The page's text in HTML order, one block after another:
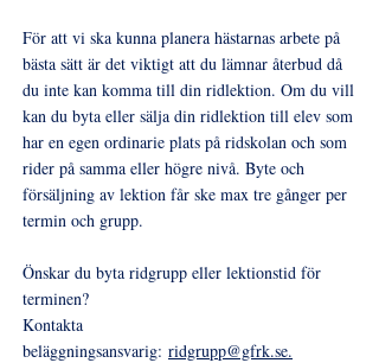
För att vi ska kunna planera hästarnas arbete på
bästa sätt är det viktigt att du lämnar återbud då
du inte kan komma till din ridlektion. Om du vill
kan du byta eller sälja din ridlektion till elev som
har en egen ordinarie plats på ridskolan och som
rider på samma eller högre nivå. Byte och
försäljning av lektion får ske max tre gånger per
termin och grupp.
Önskar du byta ridgrupp eller lektionstid för
terminen?
Kontakta
beläggningsansvarig: ridgrupp@gfrk.se.